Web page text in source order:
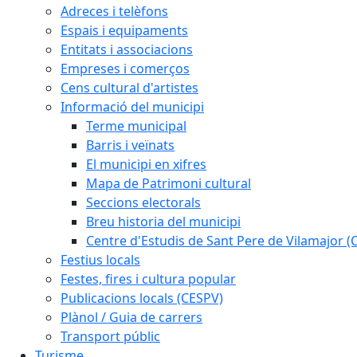
Adreces i telèfons
Espais i equipaments
Entitats i associacions
Empreses i comerços
Cens cultural d'artistes
Informació del municipi
Terme municipal
Barris i veïnats
El municipi en xifres
Mapa de Patrimoni cultural
Seccions electorals
Breu historia del municipi
Centre d'Estudis de Sant Pere de Vilamajor
Festius locals
Festes, fires i cultura popular
Publicacions locals (CESPV)
Plànol / Guia de carrers
Transport públic